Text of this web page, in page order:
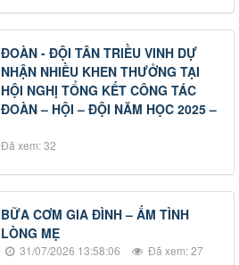
ĐOÀN - ĐỘI TÂN TRIỀU VINH DỰ
NHẬN NHIỀU KHEN THƯỞNG TẠI
HỘI NGHỊ TỔNG KẾT CÔNG TÁC
ĐOÀN – HỘI – ĐỘI NĂM HỌC 2025 –
Đã xem: 32
BỮA CƠM GIA ĐÌNH – ẤM TÌNH
LÒNG MẸ
31/07/2026 13:58:06 Đã xem: 27